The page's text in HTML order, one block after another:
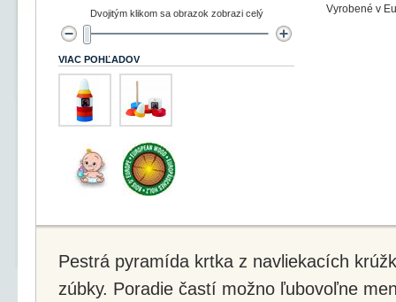
Vyrobené v
Dvojitým klikom sa obrazok zobrazi celý
VIAC POHĽADOV
Pestrá pyramída krtka z navliekacích
zúbky. Poradie častí možno ľubovoľne